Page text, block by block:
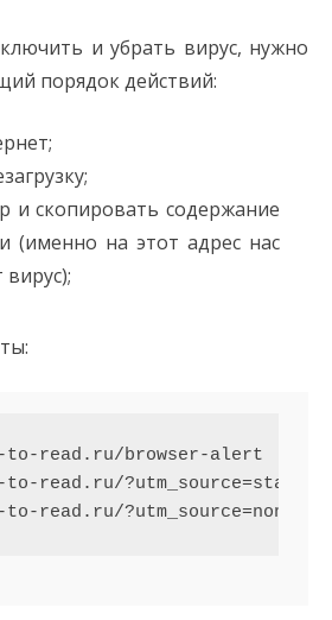
и убрать вирус, нужно
порядок действий:
и скопировать содержание
(именно на этот адрес нас
read.ru/browser-alert
read.ru/?utm_source=startpm
read.ru/